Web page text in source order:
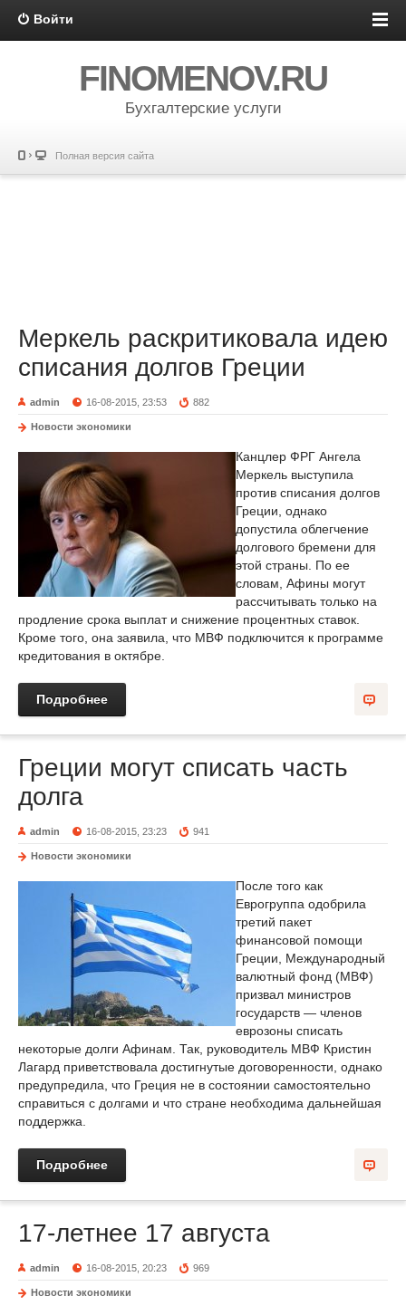
Войти
FINOMENOV.RU
Бухгалтерские услуги
Полная версия сайта
Меркель раскритиковала идею
списания долгов Греции
admin 16-08-2015, 23:53 882
Новости экономики
Канцлер ФРГ Ангела
Меркель выступила
против списания долгов
Греции, однако
допустила облегчение
долгового бремени для
этой страны. По ее
словам, Афины могут
рассчитывать только на
продление срока выплат и снижение процентных ставок.
Кроме того, она заявила, что МВФ подключится к программе
кредитования в октябре.
Подробнее
Греции могут списать часть
долга
admin 16-08-2015, 23:23 941
Новости экономики
После того как
Еврогруппа одобрила
третий пакет
финансовой помощи
Греции, Международный
валютный фонд (МВФ)
призвал министров
государств — членов
еврозоны списать
некоторые долги Афинам. Так, руководитель МВФ Кристин
Лагард приветствовала достигнутые договоренности, однако
предупредила, что Греция не в состоянии самостоятельно
справиться с долгами и что стране необходима дальнейшая
поддержка.
Подробнее
17-летнее 17 августа
admin 16-08-2015, 20:23 969
Новости экономики